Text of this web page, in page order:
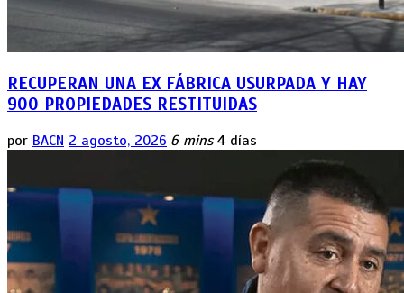
RECUPERAN UNA EX FÁBRICA USURPADA Y HAY
900 PROPIEDADES RESTITUIDAS
por BACN 2 agosto, 2026 6 mins 4 días